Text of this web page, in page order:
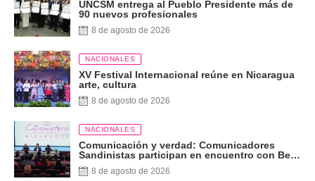
UNCSM entrega al Pueblo Presidente más de
90 nuevos profesionales
8 de agosto de 2026
NACIONALES
XV Festival Internacional reúne en Nicaragua
arte, cultura
8 de agosto de 2026
NACIONALES
Comunicación y verdad: Comunicadores
Sandinistas participan en encuentro con Ben
Norton
8 de agosto de 2026